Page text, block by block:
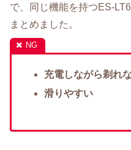
で、同じ機能を持つES-
まとめました。
充電しながら剃れ
滑りやすい